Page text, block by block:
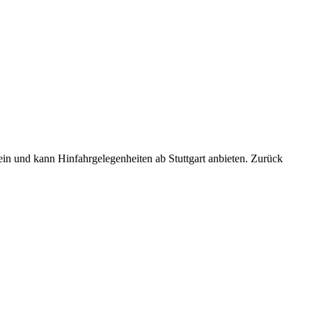
und kann Hinfahrgelegenheiten ab Stuttgart anbieten. Zurück